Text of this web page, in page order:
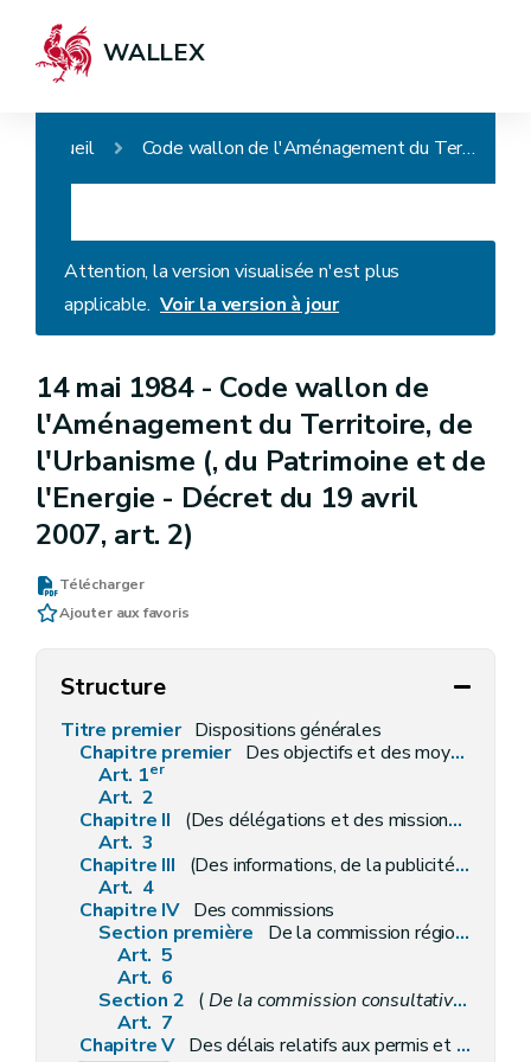
WALLEX
Accueil Code wallon de l'Aménagement du Territoire, de l'Urbanisme (, du Patrimoine et de l'Energie - Décret du 19 avril 2007, art. 2)
Attention, la version visualisée n'est plus
applicable. Voir la version à jour
14 mai 1984 - Code wallon de
l'Aménagement du Territoire, de
l'Urbanisme (, du Patrimoine et de
l'Energie - Décret du 19 avril
2007, art. 2)
Télécharger
Ajouter aux favoris
Structure
Titre premier Dispositions générales
Chapitre premier Des objectifs et des moyens
Art. 1er
Art. 2
Chapitre II
(Des délégations et des missions déléguées par le Gouvernement – Décret du 30 avril 2009, art. 3)
Art. 3
Chapitre III
(Des informations, de la publicité, des enquêtes publiques et des consultations – Décret-programme du 3 février 2005, art. 41)
Art. 4
Chapitre IV Des commissions
Section première
De la commission régionale de l'aménagement du territoire
Art. 5
Art. 6
Section 2 (De la commission consultative communale d'aménagement du territoire et de mobilité
Art. 7
Chapitre V Des délais relatifs aux permis et aux recours